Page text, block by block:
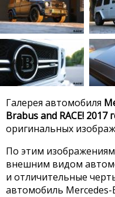
Галерея автомобиля
Brabus and RACE! 2017
оригинальных
По этим
внешним видом
и отличительные
автомобиль Mercedes-